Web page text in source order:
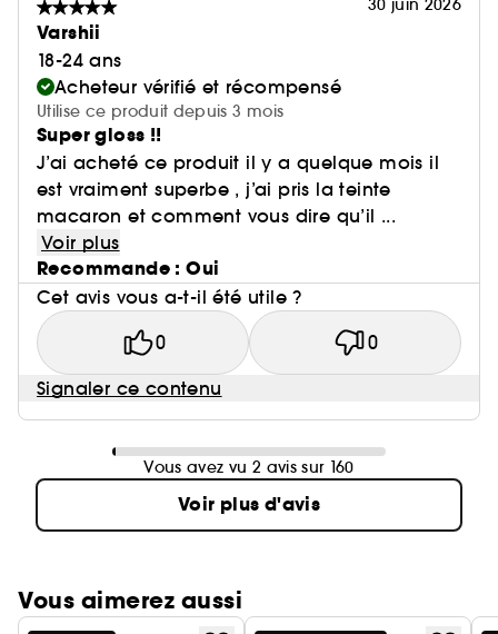
30 juin 2026
Varshii
18-24 ans
Acheteur vérifié et récompensé
Utilise ce produit depuis 3 mois
Super gloss !!
J’ai acheté ce produit il y a quelque mois il
est vraiment superbe , j’ai pris la teinte
macaron et comment vous dire qu’il ...
Voir plus
Recommande : Oui
Cet avis vous a-t-il été utile ?
0 0
Signaler ce contenu
Vous avez vu 2 avis sur 160
Voir plus d'avis
Vous aimerez aussi